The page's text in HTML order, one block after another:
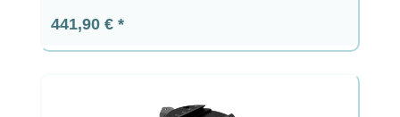
Precio normal:
441,90 €